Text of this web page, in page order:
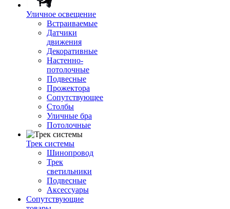
Уличное освещение
Встраиваемые
Датчики
движения
Декоративные
Настенно-
потолочные
Подвесные
Прожектора
Сопутствующее
Столбы
Уличные бра
Потолочные
Трек системы
Шинопровод
Трек
светильники
Подвесные
Аксессуары
Сопутствующие